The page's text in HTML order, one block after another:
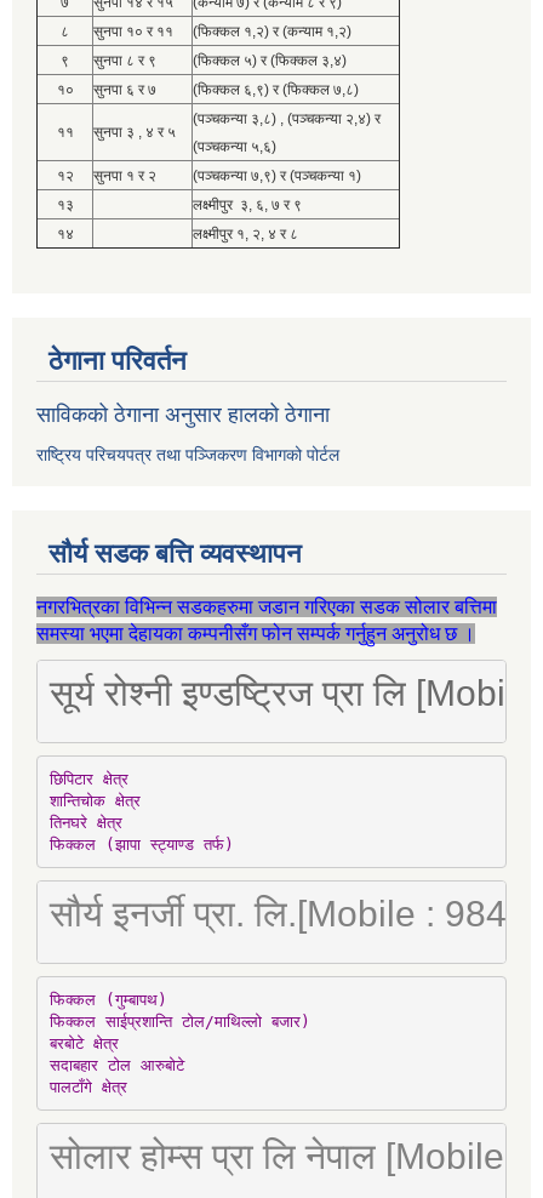
८
सुनपा १० र ११
(फिक्कल १,२) र (कन्याम १,२)
९
सुनपा ८ र ९
(फिक्कल ५) र (फिक्कल ३,४)
१०
सुनपा ६ र ७ (फिक्कल ६,९) र (फिक्कल ७,८)
११ सुनपा ३ , ४ र ५
(पञ्चकन्या ३,८) , (पञ्चकन्या २,४) र
(पञ्चकन्या ५,६)
१२
सुनपा १ र २
(पञ्चकन्या ७,९) र (पञ्चकन्या १)
१३
लक्ष्मीपुर ३, ६, ७ र ९
१४
लक्ष्मीपुर १, २, ४ र ८
ठेगाना परिवर्तन
साविकको ठेगाना अनुसार हालको ठेगाना
राष्ट्रिय परिचयपत्र तथा पञ्जिकरण विभागको पोर्टल
सौर्य सडक बत्ति व्यवस्थापन
नगरभित्रका विभिन्न सडकहरुमा जडान गरिएका सडक सोलार बत्तिमा
समस्या भएमा देहायका कम्पनीसँग फोन सम्पर्क गर्नुहुन अनुरोध छ ।
सूर्य रोश्नी इण्डष्ट्रिज प्रा लि
छिपिटार क्षेत्र
शान्तिचोक क्षेत्र
तिनघरे क्षेत्र
फिक्कल (झापा स्ट्याण्ड तर्फ)
सौर्य इनर्जी प्रा. लि.[Mobile :
फिक्कल (गुम्बापथ)
फिक्कल साईप्रशान्ति टोल/माथिल्लो बजार)
बरबोटे क्षेत्र
सदाबहार टोल आरुबोटे
पालटाँगे क्षेत्र
सोलार होम्स प्रा लि नेपाल [Mobile